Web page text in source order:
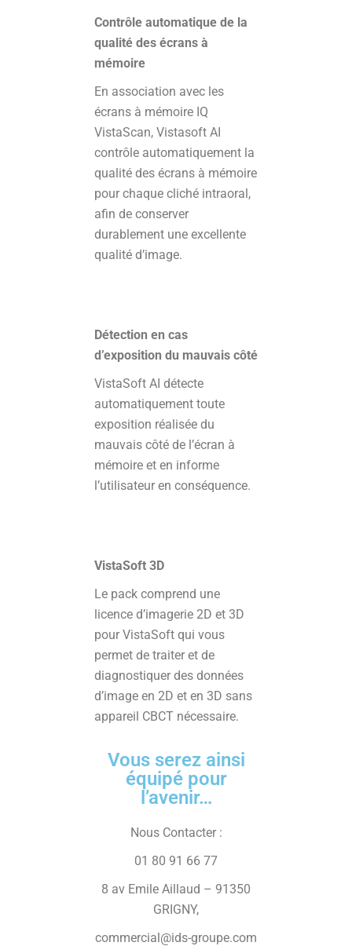
Contrôle automatique de la
qualité des écrans à
mémoire
En association avec les
écrans à mémoire IQ
VistaScan, Vistasoft AI
contrôle automatiquement la
qualité des écrans à mémoire
pour chaque cliché intraoral,
afin de conserver
durablement une excellente
qualité d’image.
Détection en cas
d’exposition du mauvais côté
VistaSoft AI détecte
automatiquement toute
exposition réalisée du
mauvais côté de l’écran à
mémoire et en informe
l’utilisateur en conséquence.
VistaSoft 3D
Le pack comprend une
licence d’imagerie 2D et 3D
pour VistaSoft qui vous
permet de traiter et de
diagnostiquer des données
d’image en 2D et en 3D sans
appareil CBCT nécessaire.
Vous serez ainsi
équipé pour
l’avenir…
Nous Contacter :
01 80 91 66 77
8 av Emile Aillaud – 91350
GRIGNY,
commercial@ids-groupe.com